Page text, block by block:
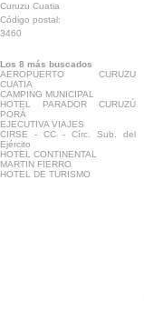
Curuzu Cuatia
Código postal:
3460
Los 8 más buscados
AEROPUERTO CURUZU
CUATIA
CAMPING MUNICIPAL
HOTEL PARADOR CURUZÚ
PORÁ
EJECUTIVA VIAJES
CIRSE - CC - Círc. Sub. del
Ejército
HOTEL CONTINENTAL
MARTIN FIERRO
HOTEL DE TURISMO